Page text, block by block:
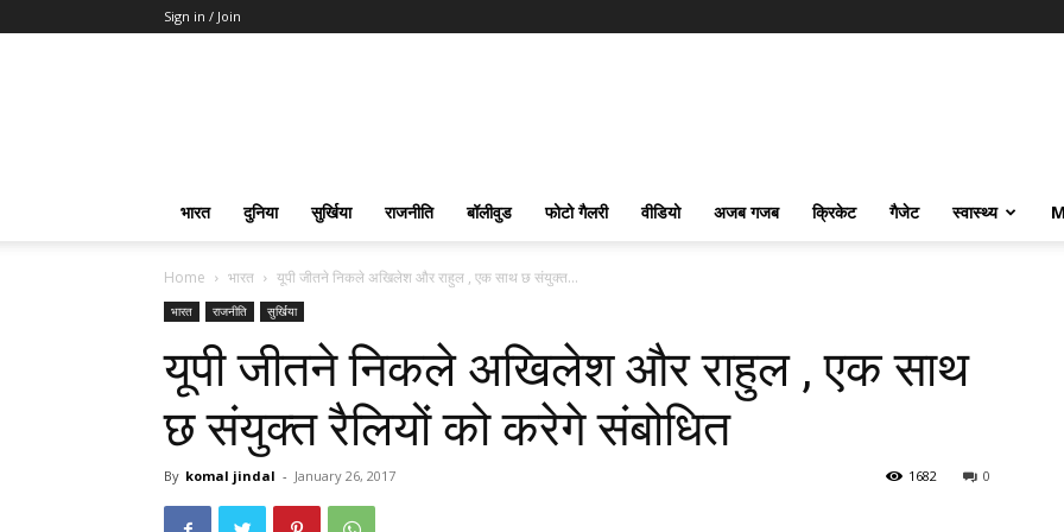
Sign in / Join
भारत दुनिया सुर्खिया राजनीति बॉलीवुड फोटो गैलरी वीडियो अजब गजब क्रिकेट गैजेट स्वास्थ्य
Home भारत यूपी जीतने निकले अखिलेश और राहुल , एक साथ छ संयुक्त...
भारत राजनीति सुर्खिया
यूपी जीतने निकले अखिलेश और राहुल , एक साथ
छ संयुक्त रैलियों को करेगे संबोधित
By komal jindal - January 26, 2017 0
1682